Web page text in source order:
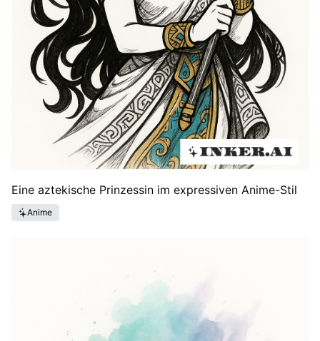
Eine aztekische Prinzessin im expressiven Anime-Stil
Anime